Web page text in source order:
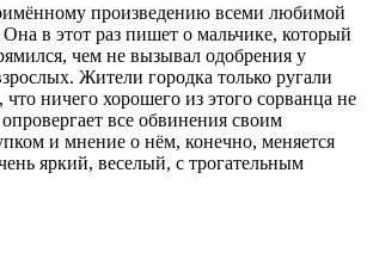
произведению всеми любимой
в этот раз пишет о мальчике, который
чем не вызывал одобрения у
Жители городка только ругали
ничего хорошего из этого сорванца не
все обвинения своим
и мнение о нём, конечно, меняется
яркий, веселый, с трогательным